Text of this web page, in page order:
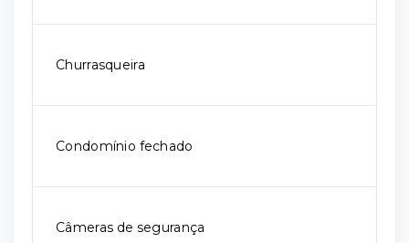
Churrasqueira
Condomínio fechado
Câmeras de segurança